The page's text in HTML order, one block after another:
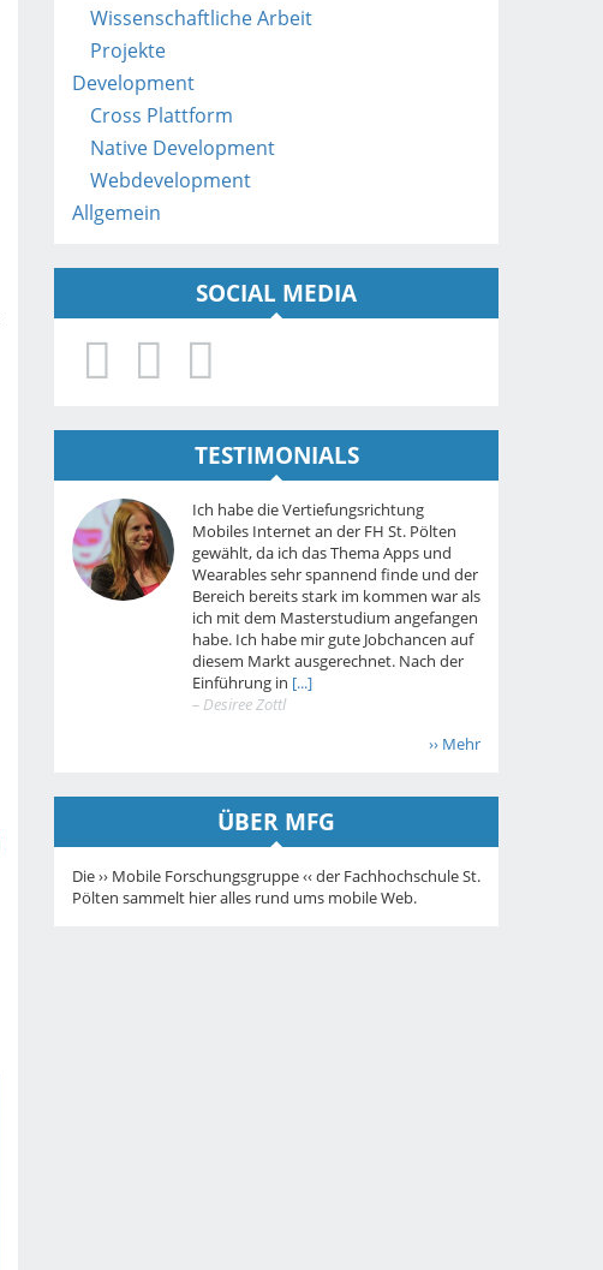
Wissenschaftliche Arbeit
Projekte
Development
Cross Plattform
Native Development
Webdevelopment
Allgemein
SOCIAL MEDIA
TESTIMONIALS
Ich habe die Vertiefungsrichtung
Mobiles Internet an der FH St. Pölten
gewählt, da ich das Thema Apps und
Wearables sehr spannend finde und der
Bereich bereits stark im kommen war als
ich mit dem Masterstudium angefangen
habe. Ich habe mir gute Jobchancen auf
diesem Markt ausgerechnet. Nach der
Einführung in [...]
– Desiree Zottl
›› Mehr
ÜBER MFG
Die ›› Mobile Forschungsgruppe ‹‹ der Fachhochschule St.
Pölten sammelt hier alles rund ums mobile Web.